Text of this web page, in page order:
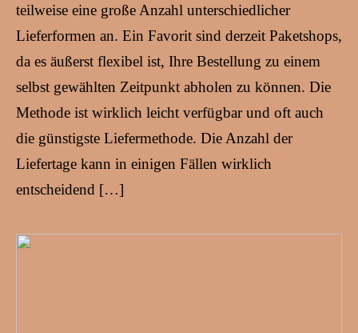
teilweise eine große Anzahl unterschiedlicher
Lieferformen an. Ein Favorit sind derzeit Paketshops,
da es äußerst flexibel ist, Ihre Bestellung zu einem
selbst gewählten Zeitpunkt abholen zu können. Die
Methode ist wirklich leicht verfügbar und oft auch
die günstigste Liefermethode. Die Anzahl der
Liefertage kann in einigen Fällen wirklich
entscheidend […]